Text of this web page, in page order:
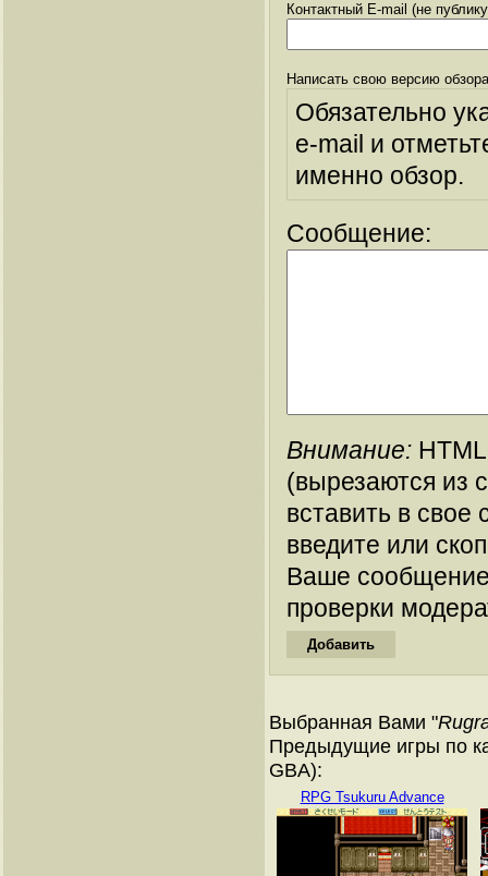
Контактный E-mail (не
Написать свою версию
Обязательно
e-mail и
именно обзор.
Сообщение:
Внимание:
(вырезаются из
вставить в
введите или
Ваше
проверки
Выбранная Вами "
Предыдущие игры по
GBA):
RPG Tsukuru Advance